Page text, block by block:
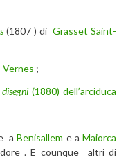
(1807 ) di Grasset Saint-
Vernes ;
(1880) dell’arciduca
aBenisallem e aMaiorca
. E counque altri di